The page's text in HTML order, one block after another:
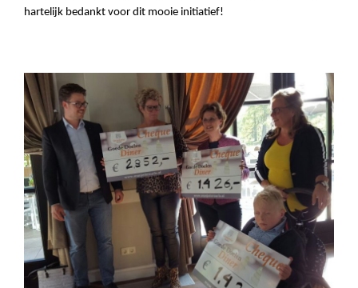
hartelijk bedankt voor dit mooie initiatief!